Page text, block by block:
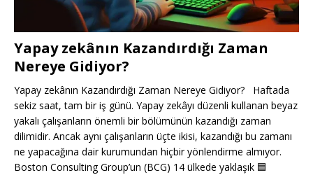
Yapay zekânın Kazandırdığı Zaman
Nereye Gidiyor?
Yapay zekânın Kazandırdığı Zaman Nereye Gidiyor? Haftada
sekiz saat, tam bir iş günü. Yapay zekâyı düzenli kullanan beyaz
yakalı çalışanların önemli bir bölümünün kazandığı zaman
dilimidir. Ancak aynı çalışanların üçte ikisi, kazandığı bu zamanı
ne yapacağına dair kurumundan hiçbir yönlendirme almıyor.
Boston Consulting Group’un (BCG) 14 ülkede yaklaşık 🟦